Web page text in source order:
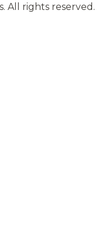
All rights reserved.